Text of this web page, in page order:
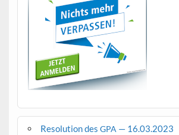
Resolution des GPA — 16.03.2023